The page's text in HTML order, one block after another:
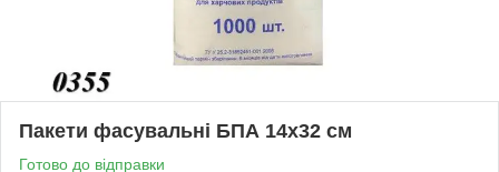
Пакети фасувальні БПА 14х32 см
Готово до відправки